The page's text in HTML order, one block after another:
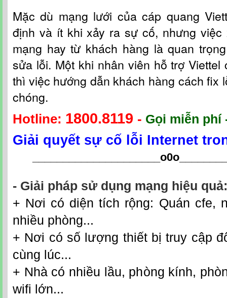
Mặc dù mạng lưới củacáp quang
định và ít khi xảy ra sự cố, nhưng
mạng hay từ khách hàng là quan
sửa lỗi. Một khi nhân viên hỗ trợViettel
thì việc hướng dẫn khách hàng cách fix
chóng.
Hotline: 1800.8119 - Gọi miễn phí
Giải quyết sự cố lỗi Internet
_____________________o0o
- Giải pháp sử dụng mạng hiệu quả:
+ Nơi có diện tích rộng: Quán cfe,
nhiều phòng...
+ Nơi có số lượng thiết bị truy cập
cùng lúc...
+ Nhà có nhiều lầu, phòng kính,
wifi lớn...